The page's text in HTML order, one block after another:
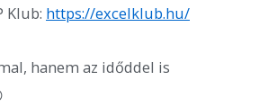
Klub: https://excelklub.hu/
hanem az időddel is